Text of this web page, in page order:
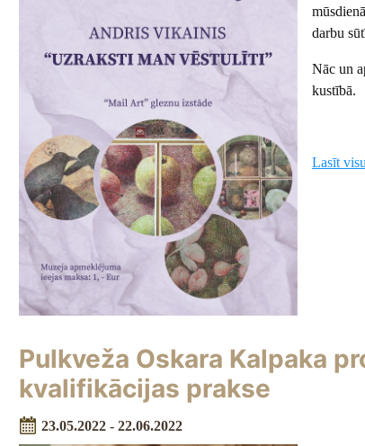
darbu
Nāc un
kustībā.
Lasīt
Pulkveža Oskara Kalpaka
kvalifikācijas prakse
23.05.2022 - 22.06.2022